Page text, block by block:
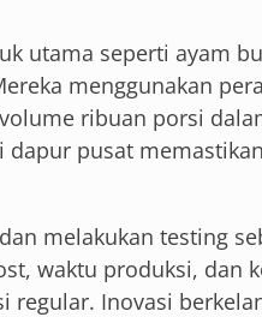
utama seperti ayam
menggunakan
ribuan porsi
pusat
melakukan testing
waktu produksi, dan
regular. Inovasi